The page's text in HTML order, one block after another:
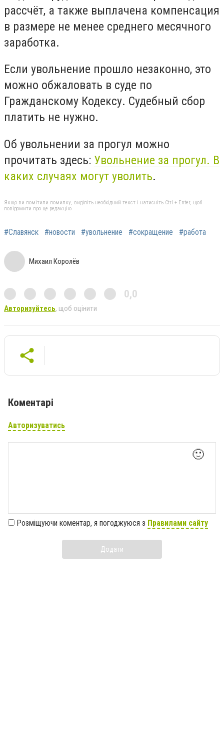
рассчёт, а также выплачена компенсация
в размере не менее среднего месячного
заработка.
Если увольнение прошло незаконно, это
можно обжаловать в суде по
Гражданскому Кодексу. Судебный сбор
платить не нужно.
Об увольнении за прогул можно
прочитать здесь: Увольнение за прогул. В
каких случаях могут уволить.
Якщо ви помітили помилку, виділіть необхідний текст і натисніть Ctrl + Enter, щоб
повідомити про це редакцію
#Славянск #новости #увольнение #сокращение #работа
Михаил Королёв
0,0
Авторизуйтесь, щоб оцінити
Коментарі
Авторизуватись
🙂
Розміщуючи коментар, я погоджуюся з Правилами сайту
Додати